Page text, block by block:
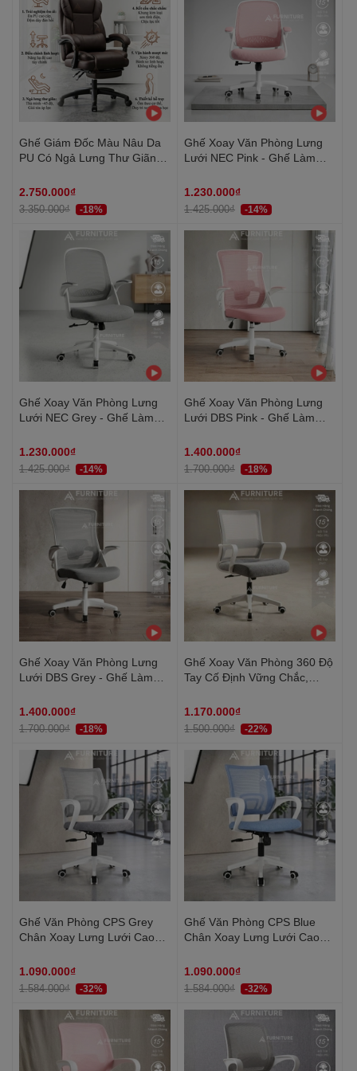
Ghế Giám Đốc Màu Nâu Da
PU Có Ngả Lưng Thư Giãn
Êm, Kèm Gối Lưng, Khung
Chân Kim Loại Chịu Lực
2.750.000₫
3.350.000₫ -18%
Ghế Xoay Văn Phòng Lưng
Lưới NEC Pink - Ghế Làm
Tay Nâng Linh Hoạt | Nội
Thất Anh Hoàng
1.230.000₫
1.425.000₫ -14%
Ghế Xoay Văn Phòng Lưng
Lưới NEC Grey - Ghế Làm
Tay Nâng Linh Hoạt | Nội
Thất Anh Hoàng
1.230.000₫
1.425.000₫ -14%
Ghế Xoay Văn Phòng Lưng
Lưới DBS Pink - Ghế Làm
Tay Nâng Linh Hoạt | Nội
Thất Anh Hoàng
1.400.000₫
1.700.000₫ -18%
Ghế Xoay Văn Phòng Lưng
Lưới DBS Grey - Ghế Làm
Tay Nâng Linh Hoạt | Nội
Thất Anh Hoàng
1.400.000₫
1.700.000₫ -18%
Ghế Xoay Văn Phòng 360 Độ
Tay Cố Định Vững Chắc,
Đệm Dày | 801 Grey | Nội
Thất Anh Hoàng
1.170.000₫
1.500.000₫ -22%
Ghế Văn Phòng CPS Grey
Chân Xoay Lưng Lưới Cao
Suất Vượt Trội | CPS | Nội
Thất Anh Hoàng
1.090.000₫
1.584.000₫ -32%
Ghế Văn Phòng CPS Blue
Chân Xoay Lưng Lưới Cao
Suất Vượt Trội | CPS | Nội
Thất Anh Hoàng
1.090.000₫
1.584.000₫ -32%